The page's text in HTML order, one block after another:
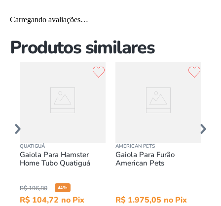
Carregando avaliações…
Produtos similares
QUATIGUÁ
Gaiola Para Hamster
Home Tubo Quatiguá
R$196,80 44%
R$ 104,72
AMERICAN PETS
Gaiola Para Furão
American Pets
R$ 1.975,05